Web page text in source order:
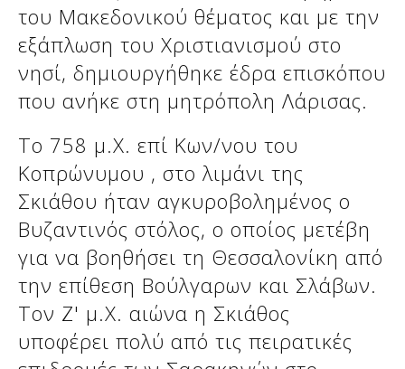
του Μακεδονικού θέματος και με την
εξάπλωση του Χριστιανισμού στο
νησί, δημιουργήθηκε έδρα επισκόπου
που ανήκε στη μητρόπολη Λάρισας.
Το 758 μ.Χ. επί Κων/νου του
Κοπρώνυμου , στο λιμάνι της
Σκιάθου ήταν αγκυροβολημένος ο
Βυζαντινός στόλος, ο οποίος μετέβη
για να βοηθήσει τη Θεσσαλονίκη από
την επίθεση Βούλγαρων και Σλάβων.
Τον Ζ' μ.Χ. αιώνα η Σκιάθος
υποφέρει πολύ από τις πειρατικές